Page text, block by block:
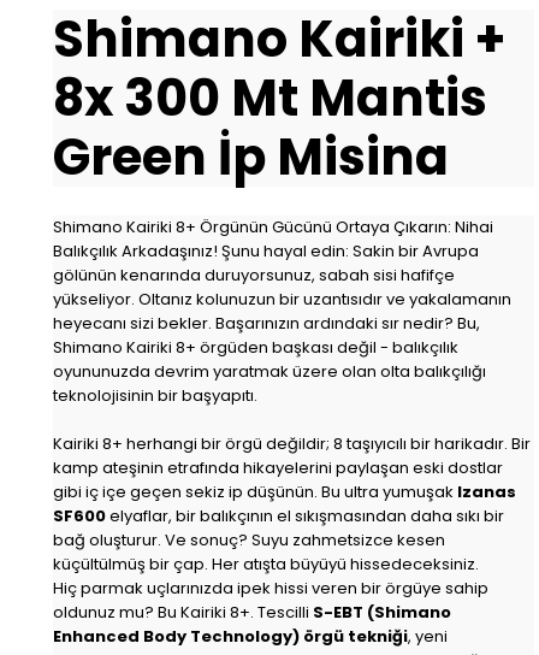
Shimano Kairiki +
8x 300 Mt Mantis
Green İp Misina
Shimano Kairiki 8+ Örgünün Gücünü Ortaya Çıkarın: Nihai
Balıkçılık Arkadaşınız! Şunu hayal edin: Sakin bir Avrupa
gölünün kenarında duruyorsunuz, sabah sisi hafifçe
yükseliyor. Oltanız kolunuzun bir uzantısıdır ve yakalamanın
heyecanı sizi bekler. Başarınızın ardındaki sır nedir? Bu,
Shimano Kairiki 8+ örgüden başkası değil - balıkçılık
oyununuzda devrim yaratmak üzere olan olta balıkçılığı
teknolojisinin bir başyapıtı.
Kairiki 8+ herhangi bir örgü değildir; 8 taşıyıcılı bir harikadır. Bir
kamp ateşinin etrafında hikayelerini paylaşan eski dostlar
gibi iç içe geçen sekiz ip düşünün. Bu ultra yumuşak Izanas
SF600elyaflar, bir balıkçının el sıkışmasından daha sıkı bir
bağ oluşturur. Ve sonuç? Suyu zahmetsizce kesen
küçültülmüş bir çap. Her atışta büyüyü hissedeceksiniz.
Hiç parmak uçlarınızda ipek hissi veren bir örgüye sahip
oldunuz mu? Bu Kairiki 8+. Tescilli S-EBT (Shimano
Enhanced Body Technology) örgü tekniği, yeni